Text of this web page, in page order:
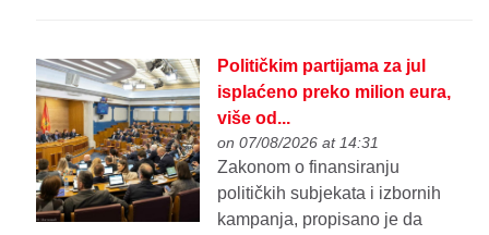
Političkim partijama za jul
isplaćeno preko milion eura,
više od...
on 07/08/2026 at 14:31
Zakonom o finansiranju
političkih subjekata i izbornih
kampanja, propisano je da